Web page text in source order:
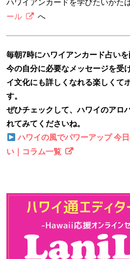
ハワイアンカードを学びたいかた
ール
へ
毎朝7時にハワイアンカード占いを
今の自分に必要なメッセージを受
イ文化にも詳しくなれる楽しくて
す。
ぜひチェックして、ハワイのアロ
れてみてくださいね。
ハワイの風でパワーアップ 今
い｜コラム一覧